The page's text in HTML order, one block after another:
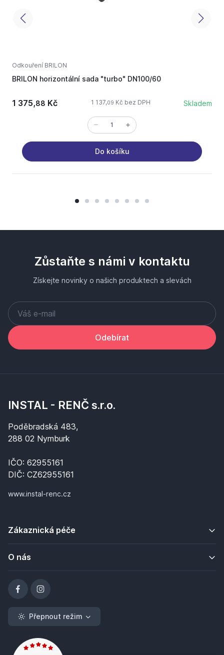
Odkouření BRILON
BRILON horizontální sada "turbo" DN100/60
1 375,88 Kč 1 137,09 Kč bez DPH Skladem
Do košíku
Zůstaňte s námi v kontaktu
Získejte novinky o našich produktech a slevách
Odebírat
INSTAL - RENČ s.r.o.
Poděbradská 483,
288 02 Nymburk
IČO: 62955161
DIČ: CZ62955161
www.instal-renc.cz
Zákaznická péče
O nás
Přepnout režim